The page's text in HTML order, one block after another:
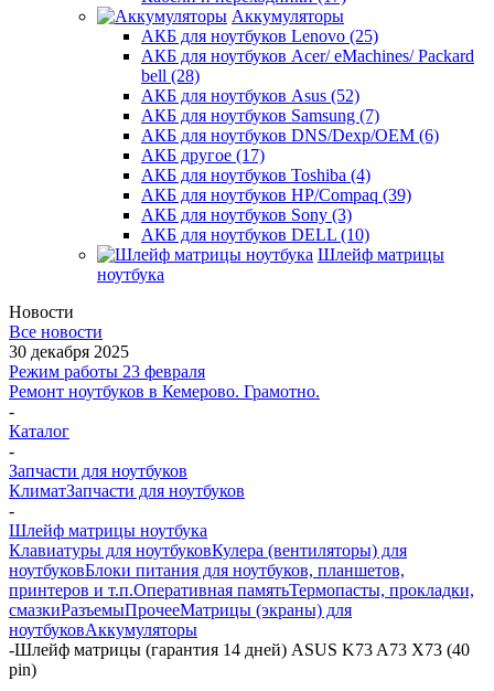
Аккумуляторы
АКБ для ноутбуков Lenovo (25)
АКБ для ноутбуков Acer/ eMachines/ Packard
bell (28)
АКБ для ноутбуков Asus (52)
АКБ для ноутбуков Samsung (7)
АКБ для ноутбуков DNS/Dexp/OEM (6)
АКБ другое (17)
АКБ для ноутбуков Toshiba (4)
АКБ для ноутбуков HP/Compaq (39)
АКБ для ноутбуков Sony (3)
АКБ для ноутбуков DELL (10)
Шлейф матрицы
ноутбука
Новости
Все новости
30 декабря 2025
Режим работы 23 февраля
Ремонт ноутбуков в Кемерово. Грамотно.
-
Каталог
-
Запчасти для ноутбуков
КлиматЗапчасти для ноутбуков
-
Шлейф матрицы ноутбука
Клавиатуры для ноутбуковКулера (вентиляторы) для
ноутбуковБлоки питания для ноутбуков, планшетов,
принтеров и т.п.Оперативная памятьТермопасты, прокладки,
смазкиРазъемыПрочееМатрицы (экраны) для
ноутбуковАккумуляторы
-Шлейф матрицы (гарантия 14 дней) ASUS K73 A73 X73 (40
pin)